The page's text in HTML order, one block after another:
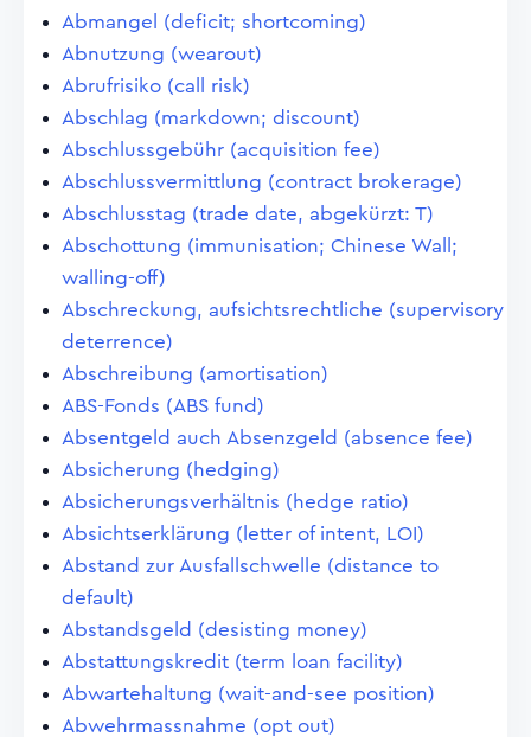
Abmangel (deficit; shortcoming)
Abnutzung (wearout)
Abrufrisiko (call risk)
Abschlag (markdown; discount)
Abschlussgebühr (acquisition fee)
Abschlussvermittlung (contract brokerage)
Abschlusstag (trade date, abgekürzt: T)
Abschottung (immunisation; Chinese Wall;
walling-off)
Abschreckung, aufsichtsrechtliche (supervisory
deterrence)
Abschreibung (amortisation)
ABS-Fonds (ABS fund)
Absentgeld auch Absenzgeld (absence fee)
Absicherung (hedging)
Absicherungsverhältnis (hedge ratio)
Absichtserklärung (letter of intent, LOI)
Abstand zur Ausfallschwelle (distance to
default)
Abstandsgeld (desisting money)
Abstattungskredit (term loan facility)
Abwartehaltung (wait-and-see position)
Abwehrmassnahme (opt out)